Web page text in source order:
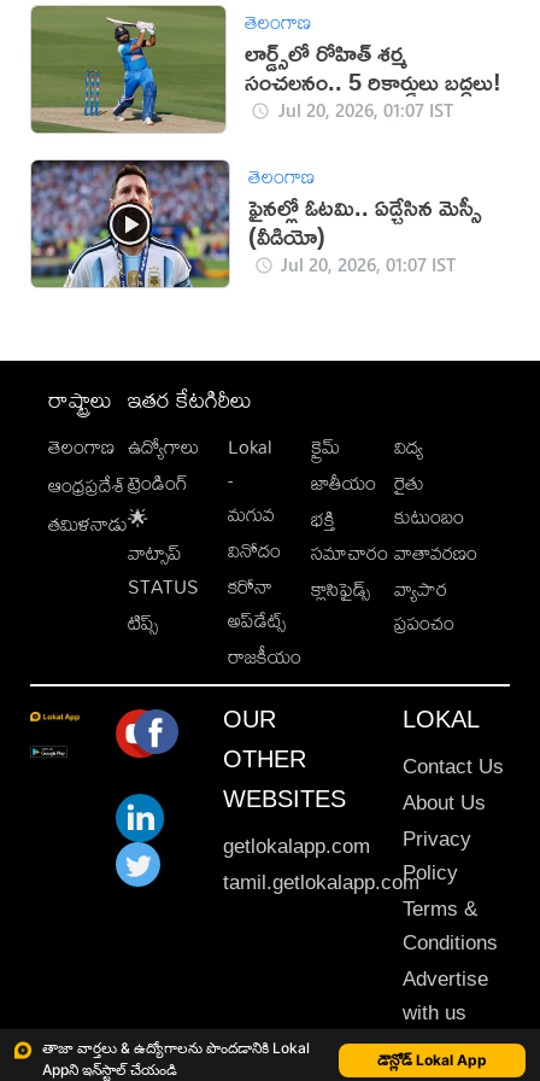
తాజా వార్తలు & ఉద్యోగాలను పొందడానికి Lokal
Appని ఇన్‌స్టాల్ చేయండి
డౌన్లోడ్ Lokal App
తెలంగాణ
లార్డ్స్‌లో రోహిత్ శర్మ
సంచలనం.. 5 రికార్డులు బద్దలు!
Jul 20, 2026, 01:07 IST
తెలంగాణ
ఫైనల్లో ఓటమి.. ఏడ్చేసిన మెస్సీ
(వీడియో)
Jul 20, 2026, 01:07 IST
రాష్ట్రాలు
తెలంగాణ
ఆంధ్రప్రదేశ్
తమిళనాడు
ఇతర కేటగిరీలు
ఉద్యోగాలు
ట్రెండింగ్
🌟
వాట్సాప్
STATUS
టిప్స్
Lokal
-
మగువ
వినోదం
కరోనా
అప్‌డేట్స్
రాజకీయం
క్రైమ్
జాతీయం
భక్తి
సమాచారం
క్లాసిఫైడ్స్
విద్య
రైతు
కుటుంబం
వాతావరణం
వ్యాపార
ప్రపంచం
OUR
OTHER
WEBSITES
getlokalapp.com
tamil.getlokalapp.com
LOKAL
Contact Us
About Us
Privacy
Policy
Terms &
Conditions
Advertise
with us
Sitemap
This material may not be published, transmitted, rewritten or redistributed. © 2020 Lokal App. All rights reserved.